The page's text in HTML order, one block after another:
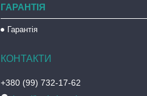
ГАРАНТІЯ
Гарантія
+380 (99) 732-17-62